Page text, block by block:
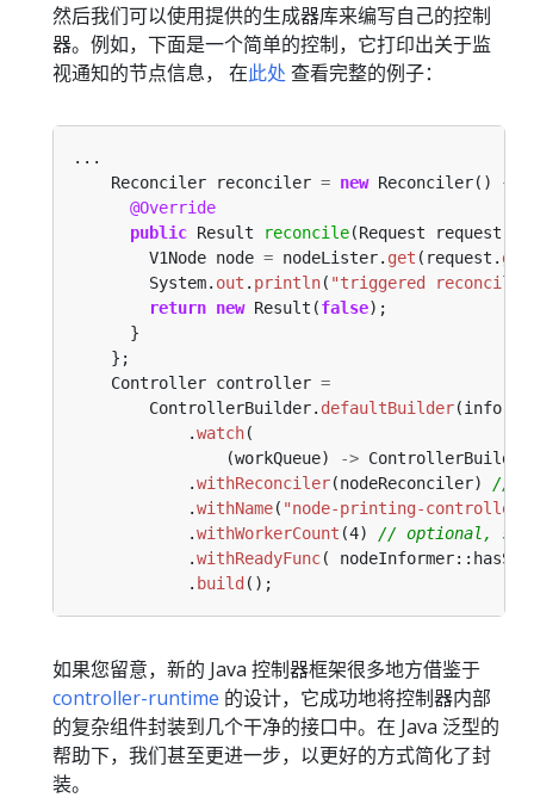
然后我们可以使用提供的生成器库来编写自己的控制
器。例如，下面是一个简单的控制，它打印出关于监
视通知的节点信息， 在此处 查看完整的例子：
...
Reconciler
reconciler = new Reconciler()
{
@Override
public Result reconcile(Request request)
V1Node node = nodeLister. get (request.
System. out . println( "triggered
return new Result(false);
}
};
Controller controller =
ControllerBuilder. defaultBuilder
.watch(
(workQueue)
->
.withReconciler(nodeReconciler)
//
.withName( "node-printing-controller"
.withWorkerCount (4)
// optional, set
.withReadyFunc(
. build ();
如果您留意，新的 Java 控制器框架很多地方借鉴于
controller-runtime 的设计，它成功地将控制器内部
的复杂组件封装到几个干净的接口中。在 Java 泛型的
帮助下，我们甚至更进一步，以更好的方式简化了封
装。